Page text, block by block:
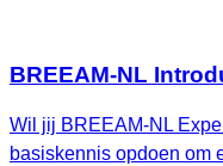
BREEAM-NL
Wil jij BREEAM-NL
basiskennis opdoen om